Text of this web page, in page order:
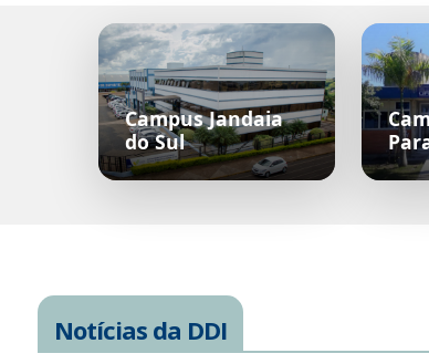
Campus Jandaia
do Sul
Notícias da DDI